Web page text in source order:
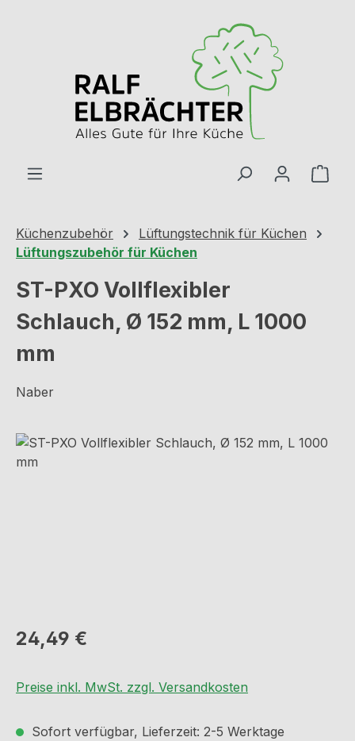
Küchenzubehör
Lüftungstechnik für Küchen
Lüftungszubehör für Küchen
ST-PXO Vollflexibler
Schlauch, Ø 152 mm, L 1000
mm
Naber
Bildergalerie überspringen
Regulärer Preis:
24,49 €
Preise inkl. MwSt. zzgl. Versandkosten
Sofort verfügbar, Lieferzeit: 2-5 Werktage